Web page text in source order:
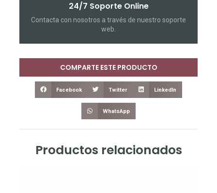
24/7 Soporte Online
Contacta con nosotros a través de nuestro soporte
web.
COMPARTE ESTE PRODUCTO
Facebook Twitter LinkedIn
WhatsApp
Productos relacionados